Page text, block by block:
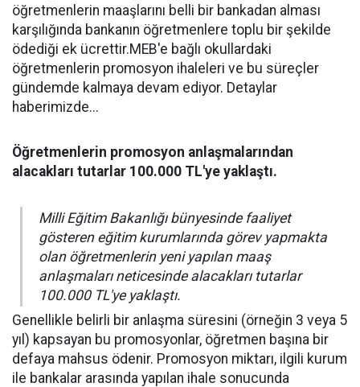
öğretmenlerin maaşlarını belli bir bankadan alması
karşılığında bankanın öğretmenlere toplu bir şekilde
ödediği ek ücrettir.MEB'e bağlı okullardaki
öğretmenlerin promosyon ihaleleri ve bu süreçler
gündemde kalmaya devam ediyor. Detaylar
haberimizde...
Öğretmenlerin promosyon anlaşmalarından
alacakları tutarlar 100.000 TL'ye yaklaştı.
Milli Eğitim Bakanlığı bünyesinde faaliyet
gösteren eğitim kurumlarında görev yapmakta
olan öğretmenlerin yeni yapılan maaş
anlaşmaları neticesinde alacakları tutarlar
100.000 TL'ye yaklaştı.
Genellikle belirli bir anlaşma süresini (örneğin 3 veya 5
yıl) kapsayan bu promosyonlar, öğretmen başına bir
defaya mahsus ödenir. Promosyon miktarı, ilgili kurum
ile bankalar arasında yapılan ihale sonucunda